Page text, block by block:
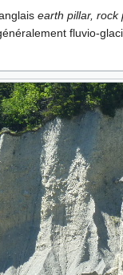
earth pillar, rock
fluvio-